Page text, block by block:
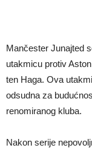
Mančester Junajted
utakmicu protiv
ten Haga. Ova
odsudna za
renomiranog kluba.
Nakon serije